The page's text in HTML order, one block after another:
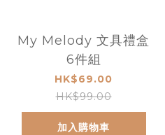
My Melody 文具禮盒
6件組
HK$69.00
HK$99.00
加入購物車